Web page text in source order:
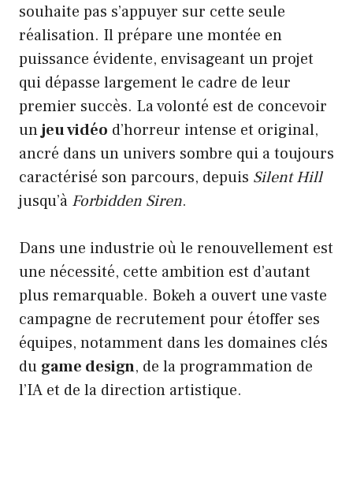
souhaite pas s’appuyer sur cette seule
réalisation. Il prépare une montée en
puissance évidente, envisageant un projet
qui dépasse largement le cadre de leur
premier succès. La volonté est de concevoir
unjeu vidéo d’horreur intense et original,
ancré dans un univers sombre qui a toujours
caractérisé son parcours, depuis Silent Hill
jusqu’à Forbidden Siren.
Dans une industrie où le renouvellement est
une nécessité, cette ambition est d’autant
plus remarquable. Bokeh a ouvert une vaste
campagne de recrutement pour étoffer ses
équipes, notamment dans les domaines clés
du game design, de la programmation de
l’IA et de la direction artistique.